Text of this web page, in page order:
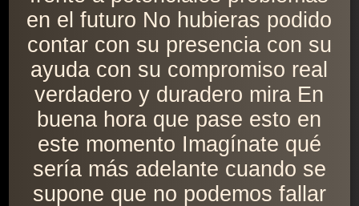
en el futuro No hubieras podido
contar con su presencia con su
ayuda con su compromiso real
verdadero y duradero mira En
buena hora que pase esto en
este momento Imagínate qué
sería más adelante cuando se
supone que no podemos fallar